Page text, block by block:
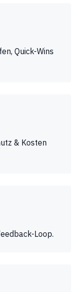
Quick-Wins
& Kosten
Loop.